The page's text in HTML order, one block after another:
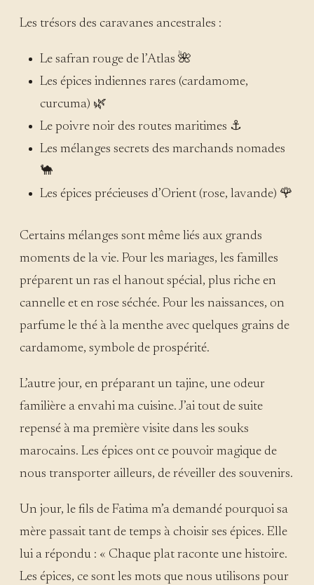
Les trésors des caravanes ancestrales :
Le safran rouge de l’Atlas 🌺
Les épices indiennes rares (cardamome,
curcuma) 🌿
Le poivre noir des routes maritimes ⚓
Les mélanges secrets des marchands nomades
🐪
Les épices précieuses d’Orient (rose, lavande) 🌹
Certains mélanges sont même liés aux grands
moments de la vie. Pour les mariages, les familles
préparent un ras el hanout spécial, plus riche en
cannelle et en rose séchée. Pour les naissances, on
parfume le thé à la menthe avec quelques grains de
cardamome, symbole de prospérité.
L’autre jour, en préparant un tajine, une odeur
familière a envahi ma cuisine. J’ai tout de suite
repensé à ma première visite dans les souks
marocains. Les épices ont ce pouvoir magique de
nous transporter ailleurs, de réveiller des souvenirs.
Un jour, le fils de Fatima m’a demandé pourquoi sa
mère passait tant de temps à choisir ses épices. Elle
lui a répondu : « Chaque plat raconte une histoire.
Les épices, ce sont les mots que nous utilisons pour